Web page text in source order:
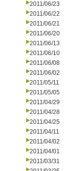
2011/06/23
2011/06/22
2011/06/21
2011/06/20
2011/06/13
2011/06/10
2011/06/08
2011/06/02
2011/05/11
2011/05/05
2011/04/29
2011/04/28
2011/04/25
2011/04/11
2011/04/02
2011/04/01
2011/03/31